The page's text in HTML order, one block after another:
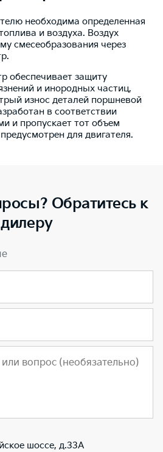
необходима определенная
и воздуха. Воздух
смесеобразования через
обеспечивает защиту
и инородных частиц,
износ деталей поршневой
в соответствии
и пропускает тот объем
для двигателя.
Обратитесь к
дилеру
шоссе, д.33А